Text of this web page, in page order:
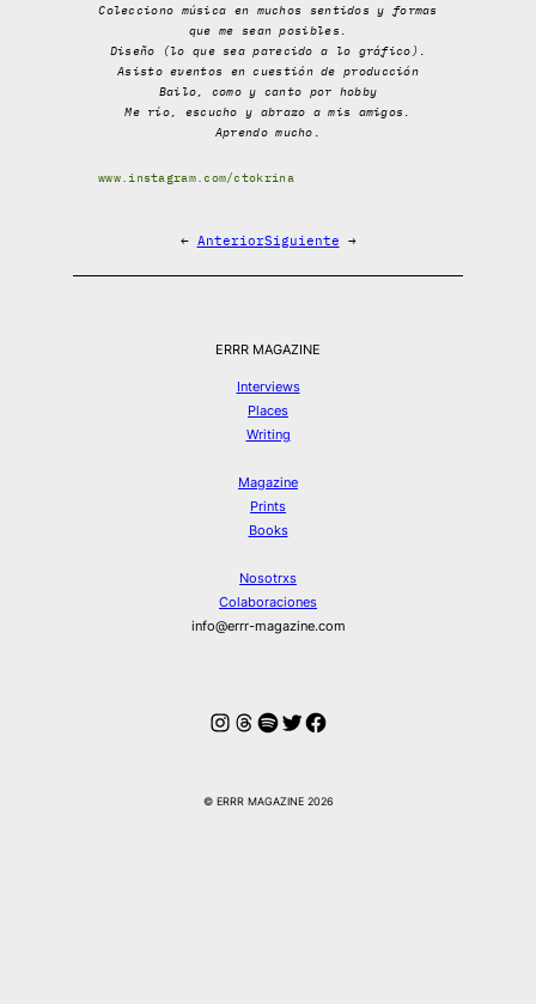
Colecciono música en muchos sentidos y formas
que me sean posibles.
Diseño (lo que sea parecido a lo gráfico).
Asisto eventos en cuestión de producción
Bailo, como y canto por hobby
Me río, escucho y abrazo a mis amigos.
Aprendo mucho.
www.instagram.com/ctokrina
← AnteriorSiguiente →
ERRR MAGAZINE
Interviews
Places
Writing
Magazine
Prints
Books
Nosotrxs
Colaboraciones
info@errr-magazine.com
Instagram
Hilos
Spotify
Twitter
Facebook
© ERRR MAGAZINE 2026